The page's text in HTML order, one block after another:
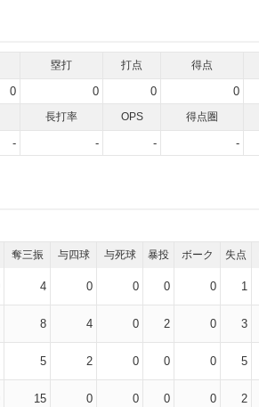
塁打 打点 得点
0 0 0 0
長打率 OPS 得点圏
- - - -
奪三振 与四球 与死球 暴投 ボーク 失点
4 0 0 0 0 1
8 4 0 2 0 3
5 2 0 0 0 5
15 0 0 0 0 2